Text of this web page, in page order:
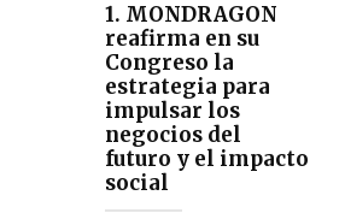
1. MONDRAGON
reafirma en su
Congreso la
estrategia para
impulsar los
negocios del
futuro y el impacto
social